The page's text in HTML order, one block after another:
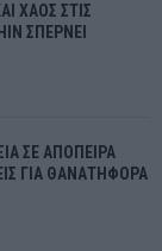
ΧΑΟΣ ΣΤΙΣ
ΣΠΕΡΝΕΙ
ΣΕ ΑΠΟΠΕΙΡΑ
ΓΙΑ ΘΑΝΑΤΗΦΟΡΑ